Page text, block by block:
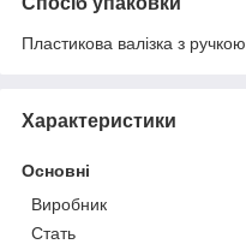
Пластикова валізка з ручкою.
Характеристики
Основні
Виробник
Стать